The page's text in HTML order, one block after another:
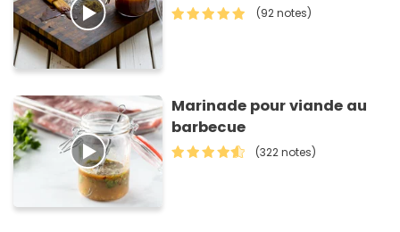
(92 notes)
Marinade pour viande au
barbecue
(322 notes)